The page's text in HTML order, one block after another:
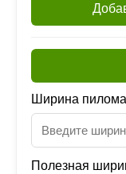
Ширина
Полезная